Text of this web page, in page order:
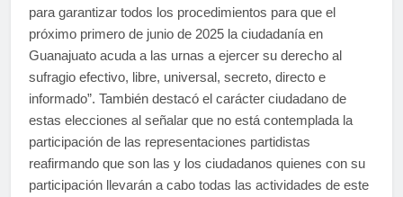
para garantizar todos los procedimientos para que el
próximo primero de junio de 2025 la ciudadanía en
Guanajuato acuda a las urnas a ejercer su derecho al
sufragio efectivo, libre, universal, secreto, directo e
informado”. También destacó el carácter ciudadano de
estas elecciones al señalar que no está contemplada la
participación de las representaciones partidistas
reafirmando que son las y los ciudadanos quienes con su
participación llevarán a cabo todas las actividades de este